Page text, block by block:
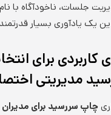
جلسات، ناخودآگاه با
یک یادآوری بسیار
کاربردی برای
مدیریتی
چاپ سررسید برای مدیران